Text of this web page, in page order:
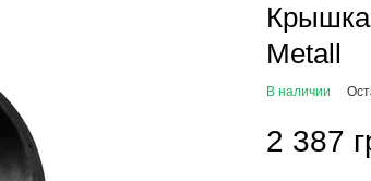
Крышка
Metall
В наличии
2 387